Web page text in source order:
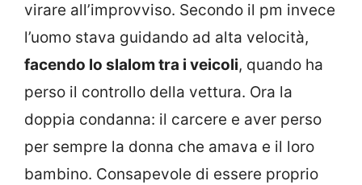
virare all’improvviso. Secondo il pm invece
l’uomo stava guidando ad alta velocità,
facendo lo slalom tra i veicoli, quando ha
perso il controllo della vettura. Ora la
doppia condanna: il carcere e aver perso
per sempre la donna che amava e il loro
bambino. Consapevole di essere proprio